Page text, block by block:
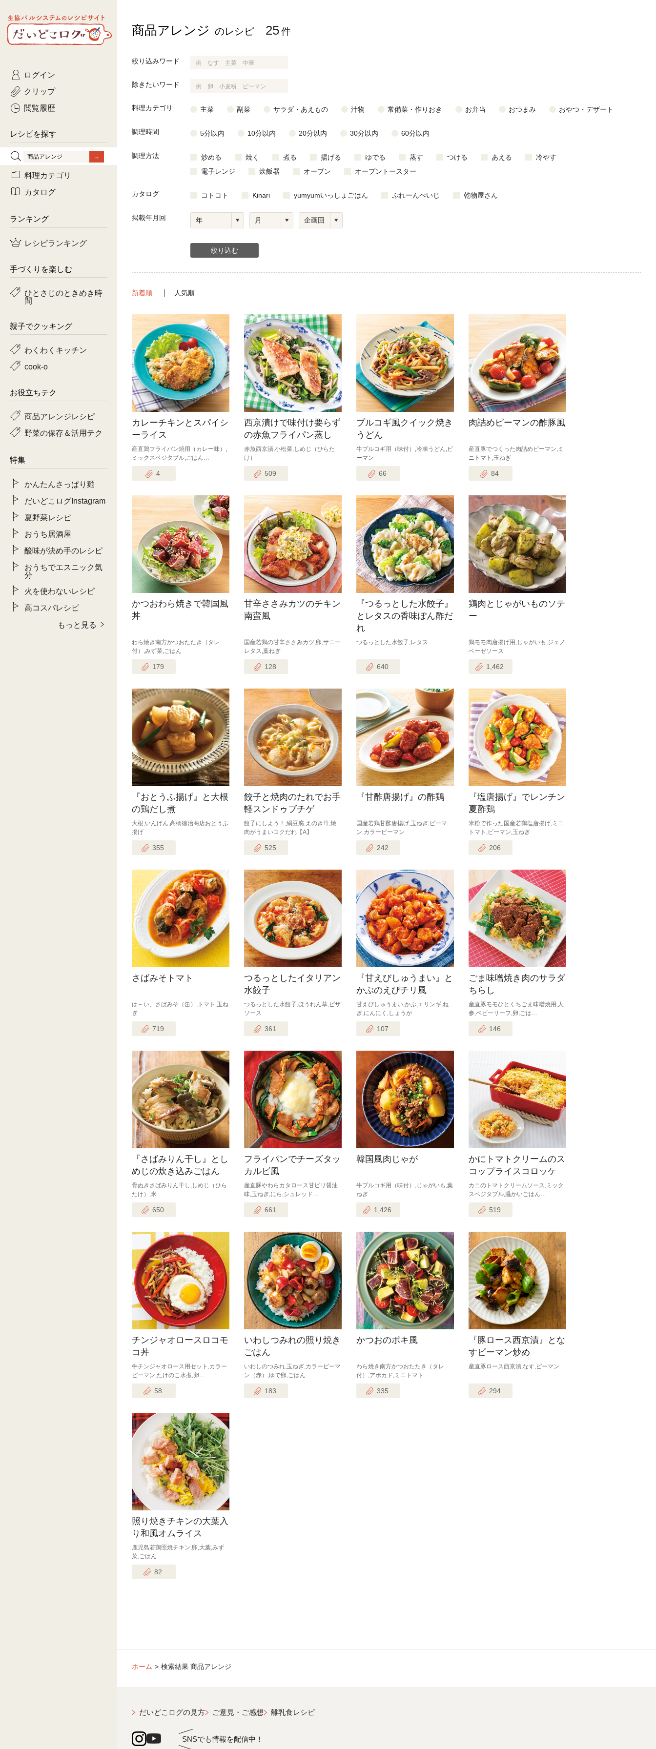
生協パルシステムのレシピ
サイト
だいどこログ
商品アレンジ のレシピ 25件
絞り込みワード
除きたいワード
料理カテゴリ 主菜 副菜 サラダ・あえもの 汁物 常備菜・作りおき お弁当 おつまみ おやつ・デザート
調理時間 5分以内 10分以内 20分以内 30分以内 60分以内
調理方法 炒める 焼く 煮る 揚げる ゆでる 蒸す つける あえる
冷やす
電子レンジ
炊飯器 オーブン オーブントースター
カタログ コトコト Kinari yumyumいっしょごはん ぷれーんぺいじ 乾物屋さん
掲載年月回
新着順 人気順
カレーチキンとスパイシ
ーライス
産直鶏フライパン焼用（カレー味）,
ミックスベジタブル,ごはん…
4
西京漬けで味付け要らず
の赤魚フライパン蒸し
赤魚西京漬,小松菜,しめじ（ひらた
け）
509
プルコギ風クイック焼き
うどん
牛プルコギ用（味付）,冷凍うどん,ピ
ーマン
66
肉詰めピーマンの酢豚風
産直豚でつくった肉詰めピーマン,ミ
ニトマト,玉ねぎ
84
かつおわら焼きで韓国風
丼
わら焼き南方かつおたたき（タレ
付）,みず菜,ごはん
179
甘辛ささみカツのチキン
南蛮風
国産若鶏の甘辛ささみカツ,卵,サニー
レタス,葉ねぎ
128
『つるっとした水餃子』
とレタスの香味ぽん酢だ
れ
つるっとした水餃子,レタス
640
鶏肉とじゃがいものソテ
ー
鶏モモ肉唐揚げ用,じゃがいも,ジェノ
ベーゼソース
1,462
『おとうふ揚げ』と大根
の鶏だし煮
大根,いんげん,高橋徳治商店おとうふ
揚げ
355
餃子と焼肉のたれでお手
軽スンドゥブチゲ
餃子にしよう！,絹豆腐,えのき茸,焼
肉がうまいコクだれ【A】
525
『甘酢唐揚げ』の酢鶏
国産若鶏甘酢唐揚げ,玉ねぎ,ピーマ
ン,カラーピーマン
242
『塩唐揚げ』でレンチン
夏酢鶏
米粉で作った国産若鶏塩唐揚げ,ミニ
トマト,ピーマン,玉ねぎ
206
さばみそトマト
は～い、さばみそ（缶）,トマト,玉ね
ぎ
719
つるっとしたイタリアン
水餃子
つるっとした水餃子,ほうれん草,ピザ
ソース
361
『甘えびしゅうまい』と
かぶのえびチリ風
甘えびしゅうまい,かぶ,エリンギ,ね
ぎ,にんにく,しょうが
107
ごま味噌焼き肉のサラダ
ちらし
産直豚モモひとくちごま味噌焼用,人
参,ベビーリーフ,卵,ごは…
146
『さばみりん干し』とし
めじの炊き込みごはん
骨ぬきさばみりん干し,しめじ（ひら
たけ）,米
650
フライパンでチーズタッ
カルビ風
産直豚やわらカタロース甘ピリ醤油
味,玉ねぎ,にら,シュレッド…
661
韓国風肉じゃが
牛プルコギ用（味付）,じゃがいも,葉
ねぎ
1,426
かにトマトクリームのス
コップライスコロッケ
カニのトマトクリームソース,ミック
スベジタブル,温かいごはん…
519
チンジャオロースロコモ
コ丼
牛チンジャオロース用セット,カラー
ピーマン,たけのこ水煮,卵…
58
いわしつみれの照り焼き
ごはん
いわしのつみれ,玉ねぎ,カラーピーマ
ン（赤）,ゆで卵,ごはん
183
かつおのポキ風
わら焼き南方かつおたたき（タレ
付）,アボカド,ミニトマト
335
『豚ロース西京漬』とな
すピーマン炒め
産直豚ロース西京漬,なす,ピーマン
294
照り焼きチキンの大葉入
り和風オムライス
鹿児島若鶏照焼チキン,卵,大葉,みず
菜,ごはん
82
ホーム 検索結果 商品アレンジ
だいどこログの見方 ご意見・ご感想 離乳食レシピ
SNSでも情報を配信中！
ログイン
クリップ
閲覧履歴
レシピを探す
ひとさじのときめき時間
がんばらない平日ごはん
有賀薫さんのスープ
牛肉 豚肉
料理カテゴリ
主菜 副菜
カタログ
コトコト
yumyumいっしょごはん
ぷれーんぺいじ
乾物屋さん
ランキング
レシピランキング
手づくりを楽しむ
ひとさじのときめき時
間
親子でクッキング
わくわくキッチン
cook-o
お役立ちテク
商品アレンジレシピ
野菜の保存＆活用テク
特集
かんたんさっぱり麺
だいどこログInstagram
夏野菜レシピ
おうち居酒屋
酸味が決め手のレシピ
おうちでエスニック気
分
火を使わないレシピ
高コスパレシピ
もっと見る